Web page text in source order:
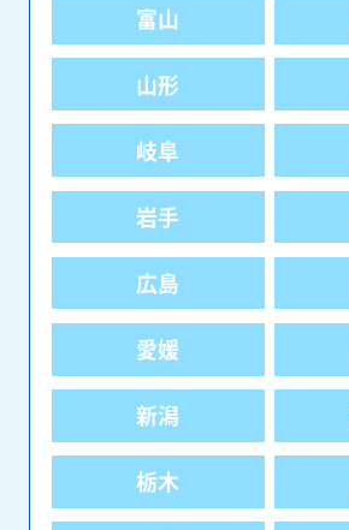
富山
山形
岐阜
岩手
広島
愛媛
新潟
栃木